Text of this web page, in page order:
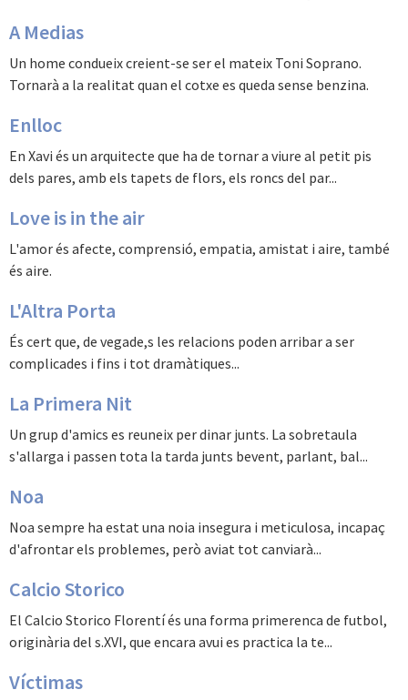
A Medias
Un home condueix creient-se ser el mateix Toni Soprano.
Tornarà a la realitat quan el cotxe es queda sense benzina.
Enlloc
En Xavi és un arquitecte que ha de tornar a viure al petit pis
dels pares, amb els tapets de flors, els roncs del par...
Love is in the air
L'amor és afecte, comprensió, empatia, amistat i aire, també
és aire.
L'Altra Porta
És cert que, de vegade,s les relacions poden arribar a ser
complicades i fins i tot dramàtiques...
La Primera Nit
Un grup d'amics es reuneix per dinar junts. La sobretaula
s'allarga i passen tota la tarda junts bevent, parlant, bal...
Noa
Noa sempre ha estat una noia insegura i meticulosa, incapaç
d'afrontar els problemes, però aviat tot canviarà...
Calcio Storico
El Calcio Storico Florentí és una forma primerenca de futbol,
originària del s.XVI, que encara avui es practica la te...
Víctimas